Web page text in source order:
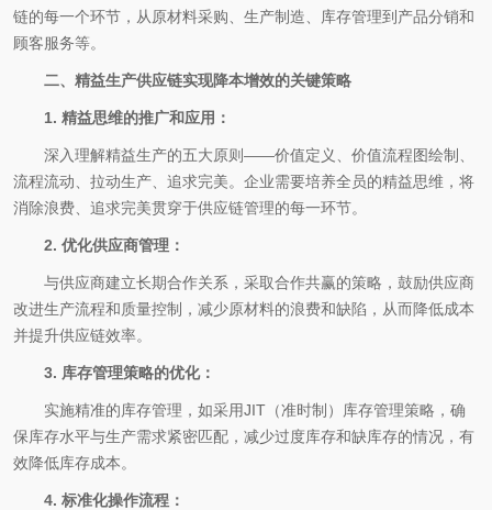
链的每一个环节，从原材料采购、生产制造、库存管理到产品分销和
顾客服务等。
二、精益生产供应链实现降本增效的关键策略
1. 精益思维的推广和应用：
深入理解精益生产的五大原则——价值定义、价值流程图绘制、
流程流动、拉动生产、追求完美。企业需要培养全员的精益思维，将
消除浪费、追求完美贯穿于供应链管理的每一环节。
2. 优化供应商管理：
与供应商建立长期合作关系，采取合作共赢的策略，鼓励供应商
改进生产流程和质量控制，减少原材料的浪费和缺陷，从而降低成本
并提升供应链效率。
3. 库存管理策略的优化：
实施精准的库存管理，如采用JIT（准时制）库存管理策略，确
保库存水平与生产需求紧密匹配，减少过度库存和缺库存的情况，有
效降低库存成本。
4. 标准化操作流程：